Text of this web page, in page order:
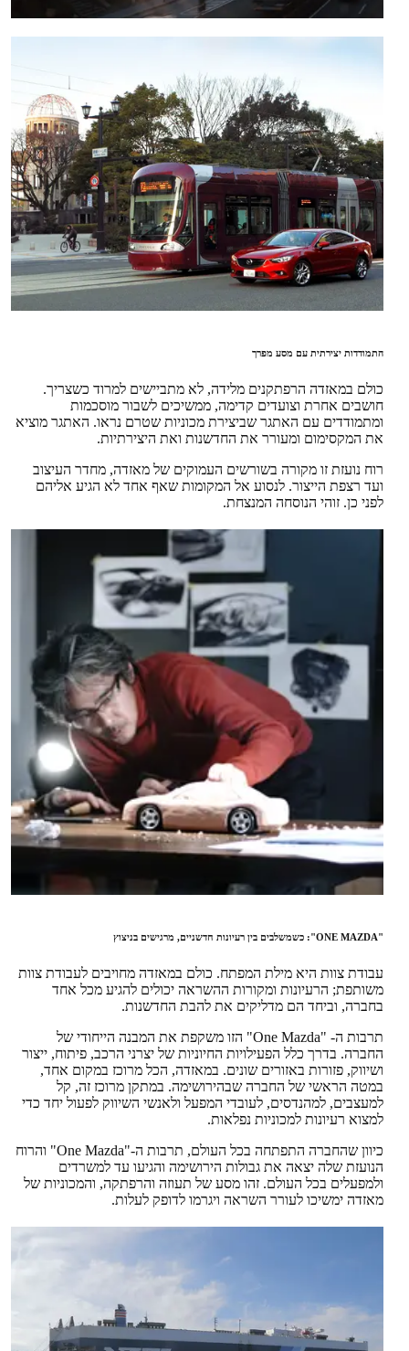
התמודדות יצירתית עם מסע מפרך
כולם במאזדה הרפתקנים מלידה, לא מתביישים למרוד כשצריך.
חושבים אחרת וצועדים קדימה, ממשיכים לשבור מוסכמות
ומתמודדים עם האתגר שביצירת מכוניות שטרם נראו. האתגר מוציא
את המקסימום ומעורר את החדשנות ואת היצירתיות.
רוח נועזת זו מקורה בשורשים העמוקים של מאזדה, מחדר העיצוב
ועד רצפת הייצור. לנסוע אל המקומות שאף אחד לא הגיע אליהם
לפני כן. זוהי הנוסחה המנצחת.
עבודת צוות היא מילת המפתח. כולם במאזדה מחויבים לעבודת צוות
משותפת; הרעיונות ומקורות ההשראה יכולים להגיע מכל אחד
בחברה, וביחד הם מדליקים את להבת החדשנות.
תרבות ה- "One Mazda" הזו משקפת את המבנה הייחודי של
החברה. בדרך כלל הפעילויות החיוניות של יצרני הרכב, פיתוח, ייצור
ושיווק, פזורות באזורים שונים. במאזדה, הכל מרוכז במקום אחד,
במטה הראשי של החברה שבהירושימה. במתקן מרוכז זה, קל
למעצבים, למהנדסים, לעובדי המפעל ולאנשי השיווק לפעול יחד כדי
למצוא רעיונות למכוניות נפלאות.
כיוון שהחברה התפתחה בכל העולם, תרבות ה-"One Mazda" והרוח
הנועזת שלה יצאה את גבולות הירושימה והגיעו עד למשרדים
ולמפעלים בכל העולם. זהו מסע של תעוזה והרפתקה, והמכוניות של
מאזדה ימשיכו לעורר השראה ויגרמו לדופק לעלות.